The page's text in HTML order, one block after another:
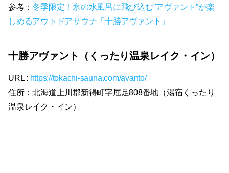
参考：冬季限定！氷の水風呂に飛び込む”アヴァント”が楽
しめるアウトドアサウナ「十勝アヴァント」
十勝アヴァント（くったり温泉レイク・イン）
URL : https://tokachi-sauna.com/avanto/
住所：北海道上川郡新得町字屈足808番地（湯宿くったり
温泉レイク・イン）